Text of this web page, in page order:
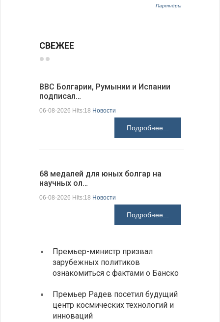
Партнёры
СВЕЖЕЕ
ВВС Болгарии, Румынии и Испании
подписал…
06-08-2026 Hits:18 Новости
Подробнее...
68 медалей для юных болгар на
научных ол…
06-08-2026 Hits:18 Новости
Подробнее...
Премьер-министр призвал
зарубежных политиков
ознакомиться с фактами о Банско
Премьер Радев посетил будущий
центр космических технологий и
инноваций